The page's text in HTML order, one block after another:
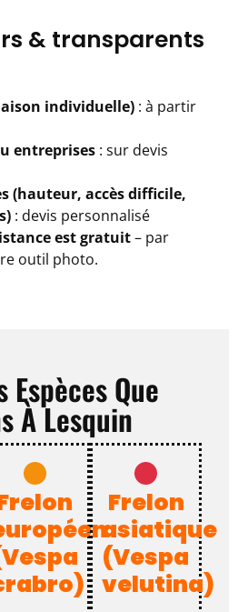
& transparents
individuelle) : à partir
entreprises : sur devis
(hauteur, accès difficile,
: devis personnalisé
est gratuit– par
outil photo.
Espèces Que
À Lesquin
Frelon
asiatique
(Vespa
velutina)